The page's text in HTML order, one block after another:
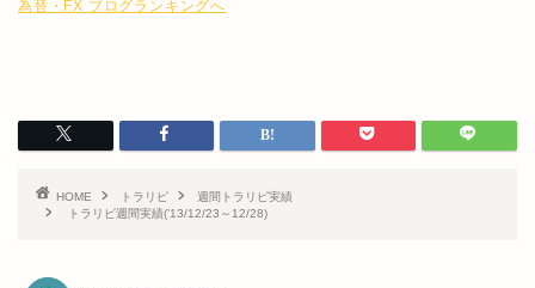
為替・FX ブログランキングへ
HOME トラリピ
週間トラリピ実績
トラリピ週間実績(’13/12/23～12/28)